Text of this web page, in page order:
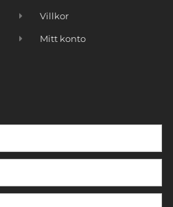
Villkor
Mitt konto